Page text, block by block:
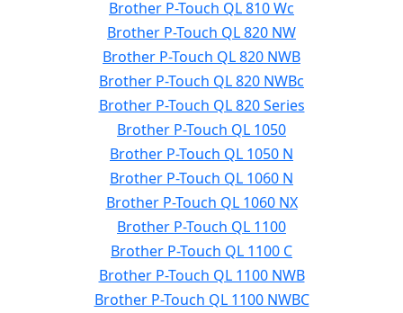
Brother P-Touch QL 810 Wc
Brother P-Touch QL 820 NW
Brother P-Touch QL 820 NWB
Brother P-Touch QL 820 NWBc
Brother P-Touch QL 820 Series
Brother P-Touch QL 1050
Brother P-Touch QL 1050 N
Brother P-Touch QL 1060 N
Brother P-Touch QL 1060 NX
Brother P-Touch QL 1100
Brother P-Touch QL 1100 C
Brother P-Touch QL 1100 NWB
Brother P-Touch QL 1100 NWBC